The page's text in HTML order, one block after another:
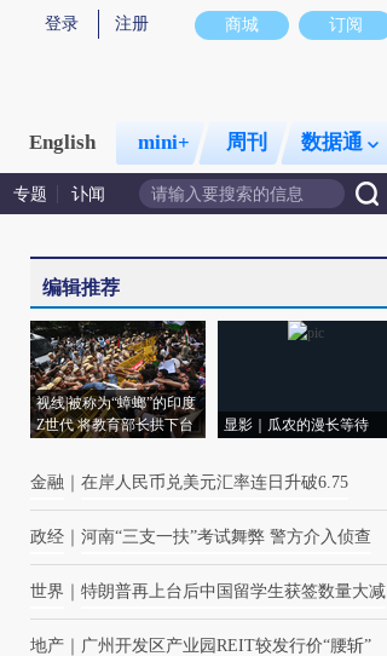
商城 订阅
登录 注册
English mini+ 周刊 数据通
专题 讣闻
编辑推荐
视线|被称为“蟑螂”的印度
Z世代 将教育部长拱下台
显影｜瓜农的漫长等待
金融 在岸人民币兑美元汇率连日升破6.75
政经 河南“三支一扶”考试舞弊 警方介入侦查
世界 特朗普再上台后中国留学生获签数量大减
地产 广州开发区产业园REIT较发行价“腰斩”